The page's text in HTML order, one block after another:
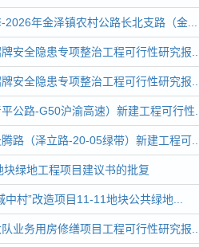
年金泽镇农村公路长北支路（金...
安全隐患专项整治工程可行性研究报...
安全隐患专项整治工程可行性研究报...
公路-G50沪渝高速）新建工程可行性...
路（泽立路-20-05绿带）新建工程可...
绿地工程项目建议书的批复
中村”改造项目11-11地块公共绿地...
业务用房修缮项目工程可行性研究报...